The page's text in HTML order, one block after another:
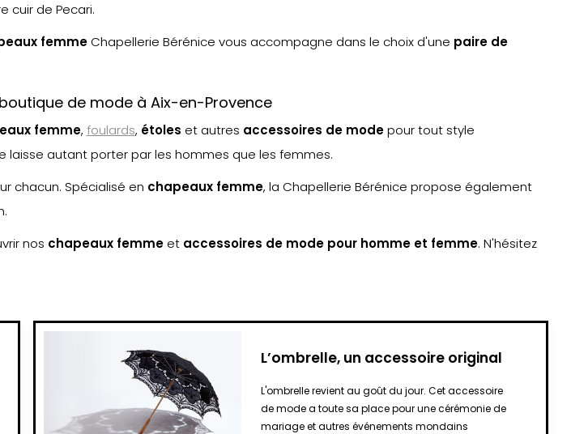
cuir de Pecari.
femmeChapellerie Bérénice vous accompagne dans le choix d'une paire de
de mode à Aix-en-Provence
femme, foulards, étoles et autres accessoires de modepour tout style
laisse autant porter par les hommes que les femmes.
chacun. Spécialisé en chapeaux femme, la Chapellerie Bérénice propose également
nos chapeaux femmeet accessoires de mode pour homme et femme. N'hésitez
L’ombrelle, un accessoire original
L'ombrelle revient au goût du jour. Cet accessoire
de mode a toute sa place pour une cérémonie de
mariage et autres événements mondains